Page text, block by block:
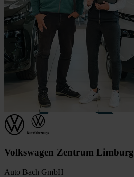
Volkswagen Zentrum Limburg
Auto Bach GmbH